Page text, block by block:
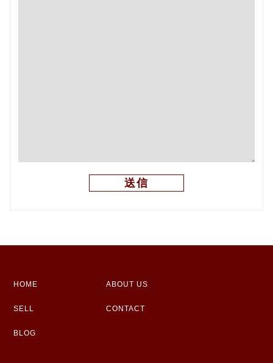
HOME ABOUT US
SELL CONTACT
BLOG